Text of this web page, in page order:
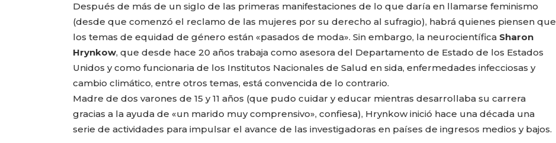
Después de más de un siglo de las primeras manifestaciones de lo que daría en llamarse feminismo
(desde que comenzó el reclamo de las mujeres por su derecho al sufragio), habrá quienes piensen que
los temas de equidad de género están «pasados de moda». Sin embargo, la neurocientífica Sharon
Hrynkow, que desde hace 20 años trabaja como asesora del Departamento de Estado de los Estados
Unidos y como funcionaria de los Institutos Nacionales de Salud en sida, enfermedades infecciosas y
cambio climático, entre otros temas, está convencida de lo contrario.
Madre de dos varones de 15 y 11 años (que pudo cuidar y educar mientras desarrollaba su carrera
gracias a la ayuda de «un marido muy comprensivo», confiesa), Hrynkow inició hace una década una
serie de actividades para impulsar el avance de las investigadoras en países de ingresos medios y bajos.